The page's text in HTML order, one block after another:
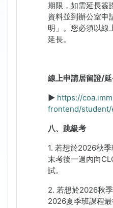
期限，如需延長簽
資料並到辦公室申
明」。您必須以線
延長。
線上申請居留證/
► https://
frontend/
八、跳級考
1. 若想於2026秋
末考後一週內向
試。
2. 若想於2026秋
2026夏季班課程